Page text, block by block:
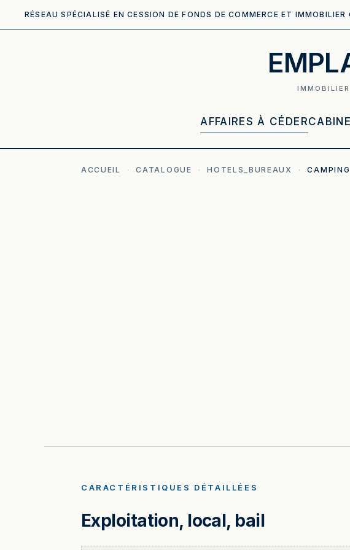
RÉSEAU SPÉCIALISÉ EN CESSION DE FONDS DE COMMERCE ET IMMOBILIER
AFFAIRES À CÉDER
ACCUEIL · CATALOGUE · HOTELS_BUREAUX ·
CARACTÉRISTIQUES DÉTAILLÉES
Exploitation, local, bail